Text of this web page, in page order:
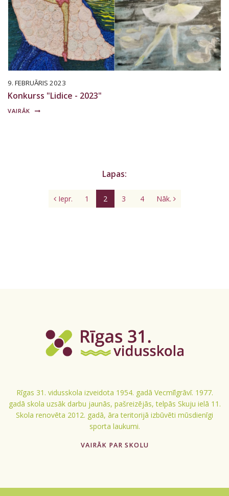
9. FEBRUĀRIS 2023
Konkurss "Lidice - 2023"
VAIRĀK
Lapas:
Iepr. 1 2 3 4 Nāk.
Rīgas 31. vidusskola izveidota 1954. gadā Vecmīlgrāvī. 1977.
gadā skola uzsāk darbu jaunās, pašreizējās, telpās Skuju ielā 11.
Skola renovēta 2012. gadā, āra teritorijā izbūvēti mūsdienīgi
sporta laukumi.
VAIRĀK PAR SKOLU